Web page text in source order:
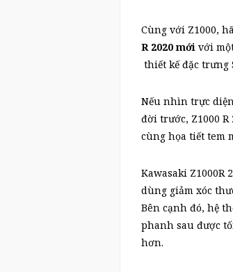
Cùng với Z1000,
R 2020 mới với
thiết kế đặc trưng
Nếu nhìn trực
đời trước, Z1000
cùng họa tiết tem
Kawasaki Z1000R
dùng giảm xóc
Bên cạnh đó, hệ
phanh sau được
hơn.